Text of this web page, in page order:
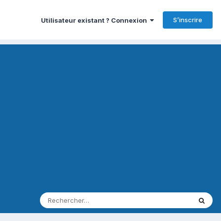
Utilisateur existant ? Connexion S’inscrire